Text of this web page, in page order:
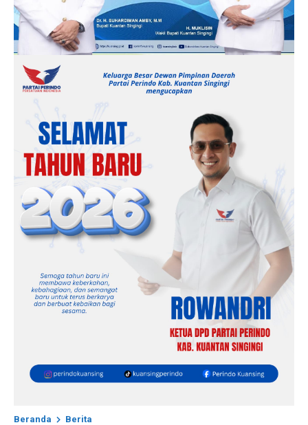
Beranda Berita